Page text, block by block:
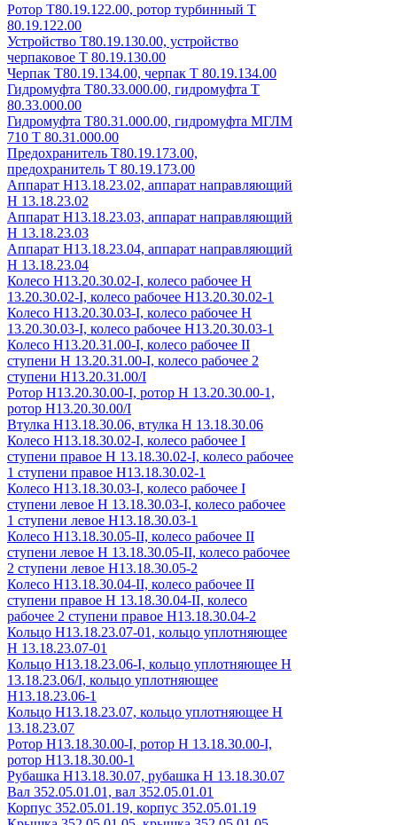
Ротор Т80.19.122.00, ротор турбинный Т
80.19.122.00
Устройство Т80.19.130.00, устройство
черпаковое Т 80.19.130.00
Черпак Т80.19.134.00, черпак Т 80.19.134.00
Гидромуфта Т80.33.000.00, гидромуфта Т
80.33.000.00
Гидромуфта Т80.31.000.00, гидромуфта МГЛМ
710 Т 80.31.000.00
Предохранитель Т80.19.173.00,
предохранитель Т 80.19.173.00
Аппарат Н13.18.23.02, аппарат направляющий
Н 13.18.23.02
Аппарат Н13.18.23.03, аппарат направляющий
Н 13.18.23.03
Аппарат Н13.18.23.04, аппарат направляющий
Н 13.18.23.04
Колесо Н13.20.30.02-I, колесо рабочее Н
13.20.30.02-I, колесо рабочее Н13.20.30.02-1
Колесо Н13.20.30.03-I, колесо рабочее Н
13.20.30.03-I, колесо рабочее Н13.20.30.03-1
Колесо Н13.20.31.00-I, колесо рабочее II
ступени Н 13.20.31.00-I, колесо рабочее 2
ступени Н13.20.31.00/I
Ротор Н13.20.30.00-I, ротор Н 13.20.30.00-1,
ротор Н13.20.30.00/I
Втулка Н13.18.30.06, втулка Н 13.18.30.06
Колесо Н13.18.30.02-I, колесо рабочее I
ступени правое Н 13.18.30.02-I, колесо рабочее
1 ступени правое Н13.18.30.02-1
Колесо Н13.18.30.03-I, колесо рабочее I
ступени левое Н 13.18.30.03-I, колесо рабочее
1 ступени левое Н13.18.30.03-1
Колесо Н13.18.30.05-II, колесо рабочее II
ступени левое Н 13.18.30.05-II, колесо рабочее
2 ступени левое Н13.18.30.05-2
Колесо Н13.18.30.04-II, колесо рабочее II
ступени правое Н 13.18.30.04-II, колесо
рабочее 2 ступени правое Н13.18.30.04-2
Кольцо Н13.18.23.07-01, кольцо уплотняющее
Н 13.18.23.07-01
Кольцо Н13.18.23.06-I, кольцо уплотняющее Н
13.18.23.06/I, кольцо уплотняющее
Н13.18.23.06-1
Кольцо Н13.18.23.07, кольцо уплотняющее Н
13.18.23.07
Ротор Н13.18.30.00-I, ротор Н 13.18.30.00-I,
ротор Н13.18.30.00-1
Рубашка Н13.18.30.07, рубашка Н 13.18.30.07
Вал 352.05.01.01, вал 352.05.01.01
Корпус 352.05.01.19, корпус 352.05.01.19